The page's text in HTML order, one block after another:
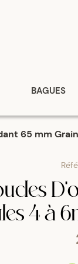
BAGUES
65 mm
4 à